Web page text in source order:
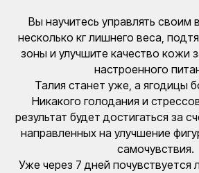
Вы научитесь управлять своим
несколько кг лишнего веса,
зоны и улучшите качество кожи
настроенного
Талия станет уже, а ягодицы
Никакого голодания и
результат будет достигаться за
направленных на улучшение
самочувствия.
Уже через 7 дней почувствуется
и программы питания
2025 FoodSPA. Все права